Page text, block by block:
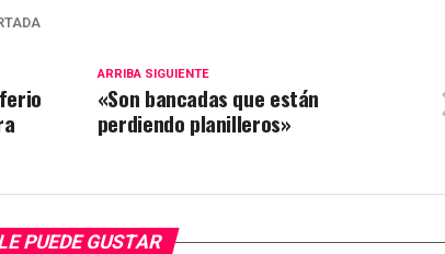
ARRIBA SIGUIENTE
«Son bancadas que están
perdiendo planilleros»
PUEDE GUSTAR